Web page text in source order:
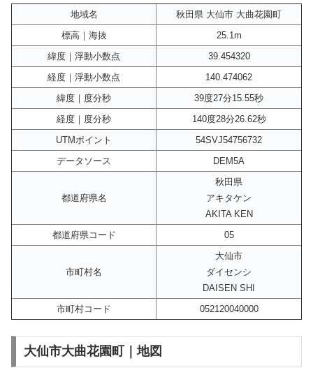
地域名
秋田県 大仙市 大曲花園町
標高｜海抜
25.1m
緯度｜浮動小数点
39.454320
経度｜浮動小数点
140.474062
緯度｜度分秒
39度27分15.55秒
経度｜度分秒
140度28分26.62秒
UTMポイント
54SVJ54756732
データソース
DEM5A
都道府県名
秋田県
アキタケン
AKITA KEN
都道府県コード
05
市町村名
大仙市
ダイセンシ
DAISEN SHI
市町村コード
052120040000
大仙市大曲花園町｜地図